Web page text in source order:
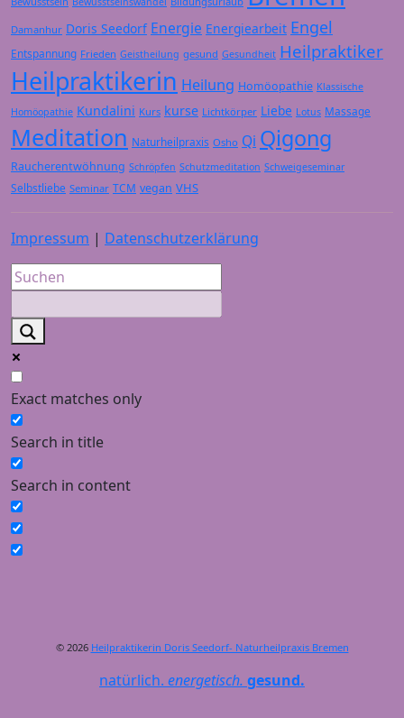
Damanhur Doris Seedorf Energie Energiearbeit Engel
Entspannung Frieden Geistheilung gesund Gesundheit Heilpraktiker
Heilpraktikerin Heilung Homöopathie Klassische
Homöopathie Kundalini Kurs kurse Lichtkörper Liebe Lotus Massage
Meditation Naturheilpraxis Osho Qi Qigong
Raucherentwöhnung Schröpfen Schutzmeditation Schweigeseminar
Selbstliebe Seminar TCM vegan VHS
Impressum | Datenschutzerklärung
Exact matches only
Search in title
Search in content
© 2026 Heilpraktikerin Doris Seedorf- Naturheilpraxis Bremen
natürlich. energetisch. gesund.